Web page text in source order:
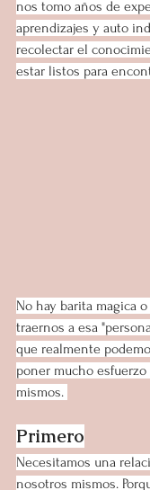
nos tomo años de
aprendizajes y auto
recolectar el
estar listos para
No hay barita magica
traernos a esa
que realmente
poner mucho
mismos.
Primero
Necesitamos una
nosotros mismos.